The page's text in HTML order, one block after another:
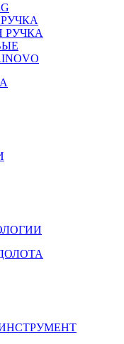
РУЧКА
РУЧКА